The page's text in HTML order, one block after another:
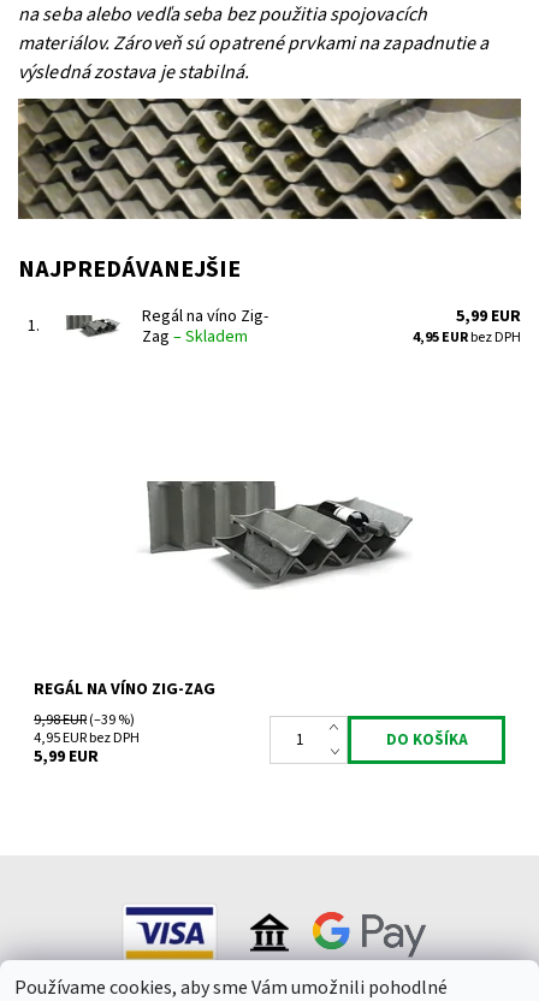
na seba alebo vedľa seba bez použitia spojovacích
materiálov. Zároveň sú opatrené prvkami na zapadnutie a
výsledná zostava je stabilná.
NAJPREDÁVANEJŠIE
1.
Regál na víno Zig-
Zag –Skladem
5,99 EUR
4,95 EURbez DPH
Skladem 2 ks
ZZ01
Zig-Zag Lasentiu
2 roky
REGÁL NA VÍNO ZIG-ZAG
9,98 EUR(–39 %)
4,95 EUR bez DPH
5,99 EUR
Používame cookies, aby sme Vám umožnili pohodlné